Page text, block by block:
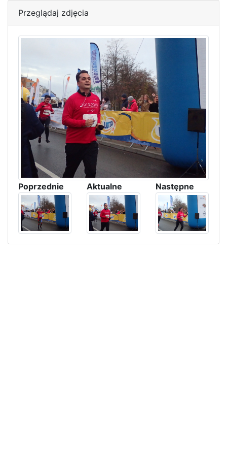
Przeglądaj zdjęcia
Poprzednie Aktualne Następne